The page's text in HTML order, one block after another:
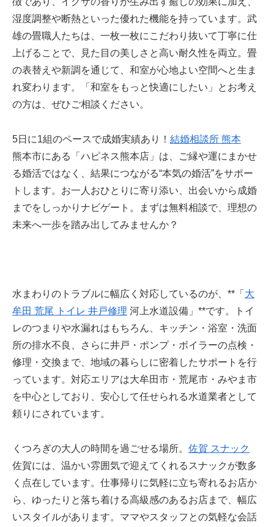
湿度調整や断熱といった優れた機能を持っています。武
雄の畳職人たちは、一枚一枚にこだわり抜いて丁寧に仕
上げることで、見た目の美しさと高い耐久性を両立。畳
の表替えや新調を通じて、和室が心地よい空間へと生ま
れ変わります。「和室をもっと快適にしたい」とお考え
の方は、ぜひご相談ください。
5日に1組のペースで成婚実績あり！ 結婚相談所 熊本
熊本市にある「ハピネス熊本店」は、ご縁や運にまかせ
る婚活ではなく、結果につながる“本気の婚活”をサポー
トします。お一人おひとりに寄り添い、出会いから成婚
までをしっかりナビゲート。まずは無料相談で、理想の
未来へ一歩を踏み出してみませんか？
水まわりのトラブルに幅広く対応しているのが、**「 大
牟田 荒尾 トイレ 井戸修理 河上水道設備」**です。トイ
レのつまりや水漏れはもちろん、キッチン・浴室・洗面
所の排水不良、さらに井戸・ポンプ・ボイラーの点検・
修理・交換まで、地域の暮らしに密着したサポートを行
っています。対応エリアは大牟田市・荒尾市・みやま市
を中心としており、安心して任せられる水道業者として
頼りにされています。
くつろぎの大人の時間を過ごせる場所。 佐賀 スナック
佐賀には、温かい雰囲気で迎えてくれるスナックが数多
く点在しています。仕事帰りに気軽に立ち寄れるお店か
ら、ゆったりと落ち着ける高級感のあるお店まで、幅広
いスタイルがあります。ママやスタッフとの気軽な会話